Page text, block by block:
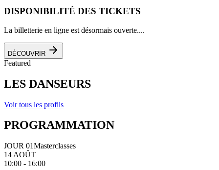
DISPONIBILITÉ DES TICKETS
La billetterie en ligne est désormais ouverte....
DÉCOUVRIR
Featured
LES DANSEURS
Voir tous les profils
PROGRAMMATION
JOUR 01Masterclasses
14 AOÛT
10:00 - 16:00